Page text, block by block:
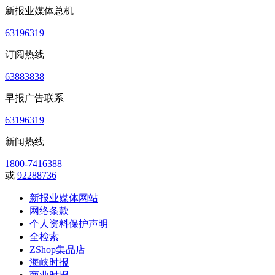
新报业媒体总机
63196319
订阅热线
63883838
早报广告联系
63196319
新闻热线
1800-7416388
或 92288736
新报业媒体网站
网络条款
个人资料保护声明
全检索
ZShop集品店
海峡时报